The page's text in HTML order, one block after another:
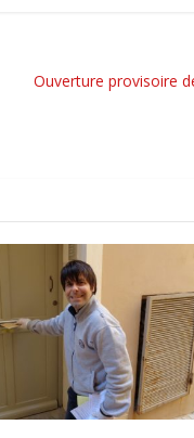
Ouverture provisoire